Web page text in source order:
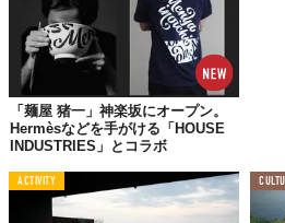
1964年に新本館建設のため取り壊し
愛知県犬山市の「博物館明治村」に玄
時の面影を今に伝えています。コロナ
てみてはいかがでしょう。
TABI
この世界は、もっと
「麺屋 猪一」神楽坂にオープン。
Hermèsなどを手がける「HOUSE
INDUSTRIES」とコラボ
ACTIVITY